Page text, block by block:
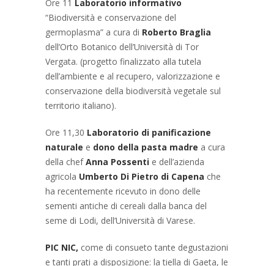
Ore 11 Laboratorio informativo
“Biodiversità e conservazione del
germoplasma” a cura di Roberto Braglia
dell’Orto Botanico dell’Università di Tor
Vergata. (progetto finalizzato alla tutela
dell’ambiente e al recupero, valorizzazione e
conservazione della biodiversità vegetale sul
territorio italiano).
Ore 11,30 Laboratorio di panificazione
naturale e dono della pasta madre a cura
della chefAnna Possenti e dell’azienda
agricola Umberto Di Pietro di Capena che
ha recentemente ricevuto in dono delle
sementi antiche di cereali dalla banca del
seme di Lodi, dell’Università di Varese.
PIC NIC, come di consueto tante degustazioni
e tanti prati a disposizione: la tiella di Gaeta, le